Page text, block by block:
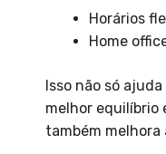
Horários
Home
Isso não só
melhor equilíbrio
também